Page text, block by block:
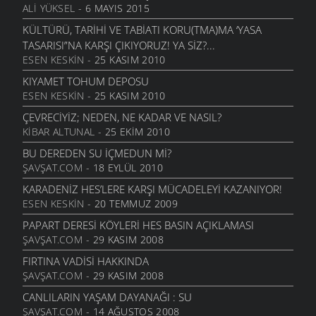
NE KADAR İNSANIZ?
FELSEFE- 6 MART 2007
AHISKA TURKLERI KAVRAMINA
TARIH- 28 EKIM 2006
ANTIK YUNAN’DA DIN
FELSEFE- 28 MAYIS 2006
NICELIK VE NITELIK
FELSEFE- 27 MAYIS 2006
‘HER ŞEY AKAR”
FELSEFE- 27 MAYIS 2006
DIYALEKTIK MATERYALIZM (III)
FELSEFE- 17 NISAN 2006
MATERYALIZM VE İDEALIZM
FELSEFE- 8 NISAN 2006
İŞBÖLÜMÜ
EKONOMI- 10 MART 2006
DININ ROLÜ
ALI YÜKSEL - 6 MAYIS 2015
KÜLTÜRÜ, TARIHI VE TABIATI KORU(TMA)MA ‘YASA
TASARISI”NA KARŞI ÇIKIYORUZ! YA SIZ?...
ESEN KESKIN - 25 KASIM 2010
KIYAMET TOHUM DEPOSU
ESEN KESKIN - 25 KASIM 2010
ÇEVRECIYIZ; NEDEN, NE KADAR VE NASIL?
KIBAR ALTUNAL - 25 EKIM 2010
BU DEREDEN SU IÇMEDUN MI?
ŞAVŞAT.COM - 18 EYLÜL 2010
KARADENIZ HES’LERE KARŞI MÜCADELEYI KAZANIYOR!
ESEN KESKIN - 20 TEMMUZ 2009
PAPART DERESI KÖYLERI HES BASIN AÇIKLAMASI
ŞAVŞAT.COM - 29 KASIM 2008
FIRTINA VADISI HAKKINDA
ŞAVŞAT.COM - 29 KASIM 2008
CANLILARIN YAŞAM DAYANAĞI : SU
ŞAVŞAT.COM - 14 AĞUSTOS 2008